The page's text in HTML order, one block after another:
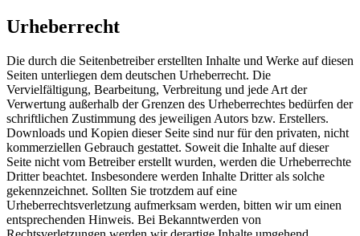
Urheberrecht
Die durch die Seitenbetreiber erstellten Inhalte und Werke auf diesen
Seiten unterliegen dem deutschen Urheberrecht. Die
Vervielfältigung, Bearbeitung, Verbreitung und jede Art der
Verwertung außerhalb der Grenzen des Urheberrechtes bedürfen der
schriftlichen Zustimmung des jeweiligen Autors bzw. Erstellers.
Downloads und Kopien dieser Seite sind nur für den privaten, nicht
kommerziellen Gebrauch gestattet. Soweit die Inhalte auf dieser
Seite nicht vom Betreiber erstellt wurden, werden die Urheberrechte
Dritter beachtet. Insbesondere werden Inhalte Dritter als solche
gekennzeichnet. Sollten Sie trotzdem auf eine
Urheberrechtsverletzung aufmerksam werden, bitten wir um einen
entsprechenden Hinweis. Bei Bekanntwerden von